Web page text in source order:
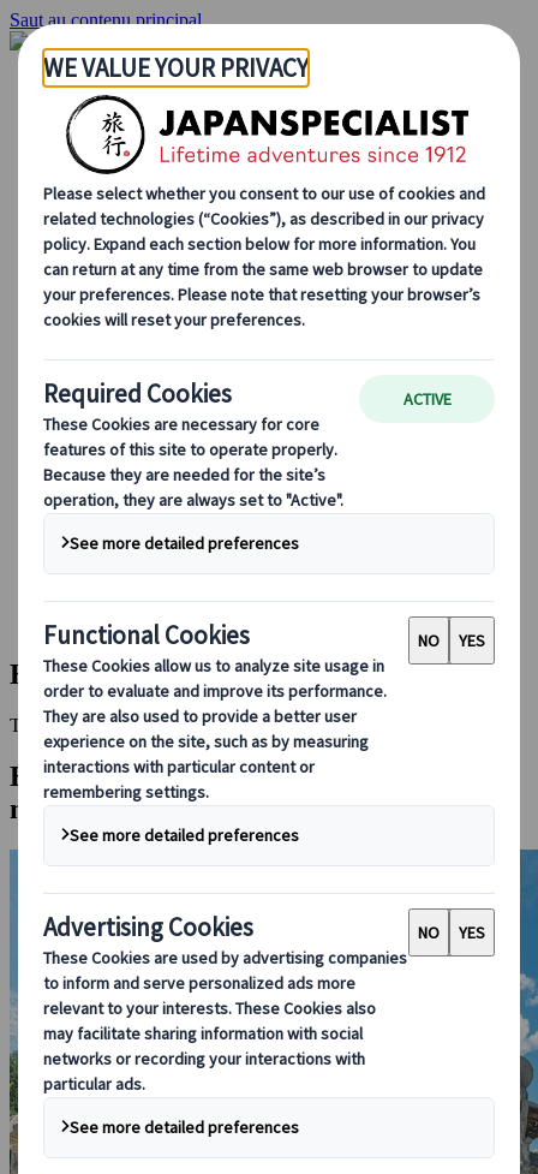
Saut au contenu principal
Accueil
Voyages
Circuits individuels
Circuits en groupe
Circuits autotours
Excursions
Voyages de groupe sur mesure
Japan Rail Pass
Découvrez notre travail
Qui sommes-nous ?
Notre équipe
Rejoignez notre équipe
Le Japon au fil des saisons
Les incontournables du Japon
La culture japonaise
La gastronomie japonaise
Explorer le Japon en train
Questions fréquentes
Informations utiles
Règles du savoir-vivre au Japon
Conduire au Japon
Réserver avec nous
Japan Rail Pass
Hébergement
Consultation en ligne
Hanamaki
This Destination is disabled to display.
Explorez d'autres destinations dans la
même région